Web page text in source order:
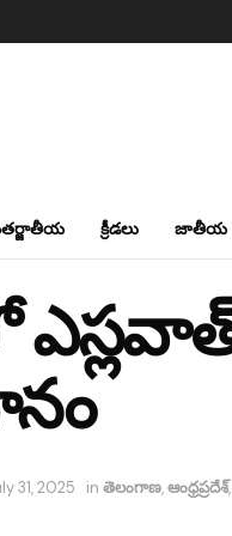
క్రీడలు జాతీయ
31, 2025 in తెలంగాణ,ఆంధ్రప్రదేశ్,